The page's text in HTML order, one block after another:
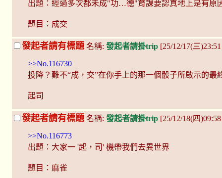
出題：經過多次都未成"功…德"育課要認真地上是有原
題目：成交
發起者請有標題 名稱: 發起者請掛trip [25/12/17(三
>>No.116730
投降？難不“成，交”在你手上的那一個骰子所啟示的最
起司
發起者請有標題 名稱: 發起者請掛trip [25/12/18(四
>>No.116773
出題：大家一 '起，司' 機帶我們去異世界
題目：麻雀